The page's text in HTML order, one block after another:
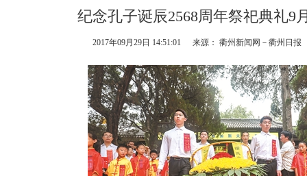
纪念孔子诞辰2568周年祭祀典礼9
2017年09月29日 14:51:01 来源： 衢州新闻网－衢州日报